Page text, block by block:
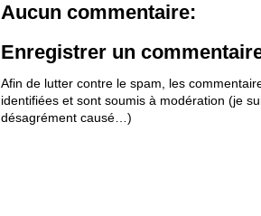
Aucun commentaire:
Enregistrer un
Afin de lutter contre le spam, les
identifiées et sont soumis à modération (je
désagrément causé…)